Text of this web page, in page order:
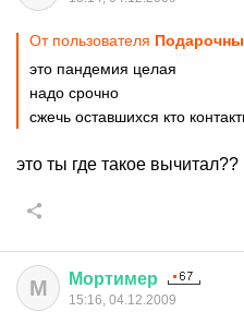
От пользователя
это пандемия целая
надо срочно
сжечь оставшихся кто
это ты где такое вычитал??
М Мортимер
15:16, 04.12.2009